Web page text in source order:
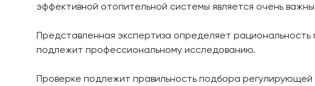
эффективной отопительной системы является очень
Представленная экспертиза определяет
подлежит профессиональному исследованию.
Проверке подлежит правильность подбора